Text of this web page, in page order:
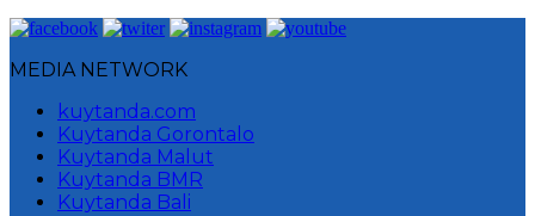
MEDIA NETWORK
kuytanda.com
Kuytanda Gorontalo
Kuytanda Malut
Kuytanda BMR
Kuytanda Bali